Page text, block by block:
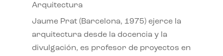
Arquitectura
Jaume Prat (Barcelona, 1975) ejerce la
arquitectura desde la docencia y la
divulgación, es profesor de proyectos en